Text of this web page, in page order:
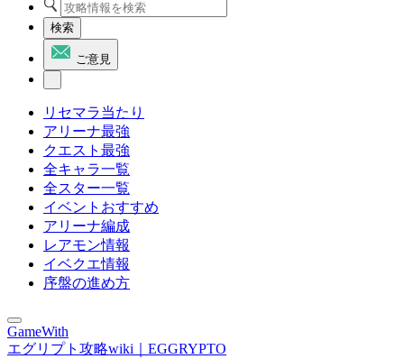
検索
ご意見
リセマラ当たり
アリーナ最強
クエスト最強
全キャラ一覧
全スター一覧
イベントおすすめ
アリーナ編成
レアモン情報
イベクエ情報
序盤の進め方
GameWith
エグリプト攻略wiki｜EGGRYPTO